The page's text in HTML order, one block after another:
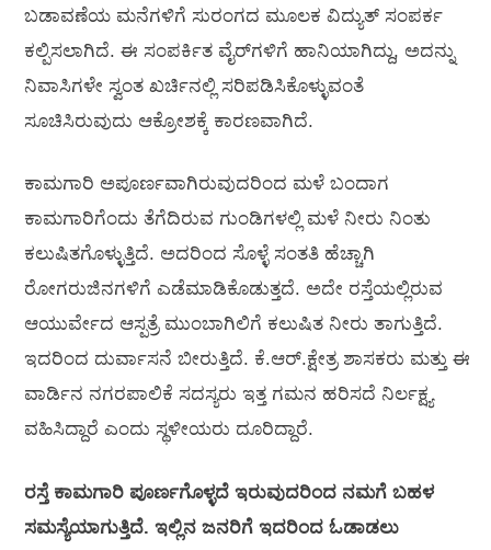
ಬಡಾವಣೆಯ ಮನೆಗಳಿಗೆ ಸುರಂಗದ ಮೂಲಕ ವಿದ್ಯುತ್ ಸಂಪರ್ಕ
ಕಲ್ಪಿಸಲಾಗಿದೆ. ಈ ಸಂಪರ್ಕಿತ ವೈರ್‌ಗಳಿಗೆ ಹಾನಿಯಾಗಿದ್ದು, ಅದನ್ನು
ನಿವಾಸಿಗಳೇ ಸ್ವಂತ ಖರ್ಚಿನಲ್ಲಿ ಸರಿಪಡಿಸಿಕೊಳ್ಳುವಂತೆ
ಸೂಚಿಸಿರುವುದು ಆಕ್ರೋಶಕ್ಕೆ ಕಾರಣವಾಗಿದೆ.
ಕಾಮಗಾರಿ ಅಪೂರ್ಣವಾಗಿರುವುದರಿಂದ ಮಳೆ ಬಂದಾಗ
ಕಾಮಗಾರಿಗೆಂದು ತೆಗೆದಿರುವ ಗುಂಡಿಗಳಲ್ಲಿ ಮಳೆ ನೀರು ನಿಂತು
ಕಲುಷಿತಗೊಳ್ಳುತ್ತಿದೆ. ಅದರಿಂದ ಸೊಳ್ಳೆ ಸಂತತಿ ಹೆಚ್ಚಾಗಿ
ರೋಗರುಜಿನಗಳಿಗೆ ಎಡೆಮಾಡಿಕೊಡುತ್ತದೆ. ಅದೇ ರಸ್ತೆಯಲ್ಲಿರುವ
ಆಯುರ್ವೇದ ಆಸ್ಪತ್ರೆ ಮುಂಬಾಗಿಲಿಗೆ ಕಲುಷಿತ ನೀರು ತಾಗುತ್ತಿದೆ.
ಇದರಿಂದ ದುರ್ವಾಸನೆ ಬೀರುತ್ತಿದೆ. ಕೆ.ಆರ್.ಕ್ಷೇತ್ರ ಶಾಸಕರು ಮತ್ತು ಈ
ವಾರ್ಡಿನ ನಗರಪಾಲಿಕೆ ಸದಸ್ಯರು ಇತ್ತ ಗಮನ ಹರಿಸದೆ ನಿರ್ಲಕ್ಷ್ಯ
ವಹಿಸಿದ್ದಾರೆ ಎಂದು ಸ್ಥಳೀಯರು ದೂರಿದ್ದಾರೆ.
ರಸ್ತೆ ಕಾಮಗಾರಿ ಪೂರ್ಣಗೊಳ್ಳದೆ ಇರುವುದರಿಂದ ನಮಗೆ ಬಹಳ
ಸಮಸ್ಯೆಯಾಗುತ್ತಿದೆ. ಇಲ್ಲಿನ ಜನರಿಗೆ ಇದರಿಂದ ಓಡಾಡಲು